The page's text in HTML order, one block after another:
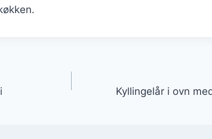
Kyllingelår i ovn